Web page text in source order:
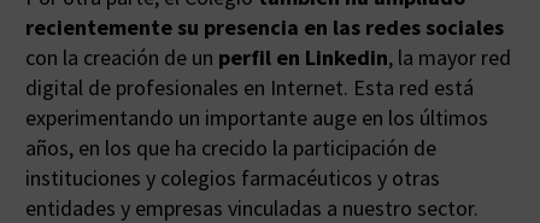
recientemente su presencia en las redes sociales
con la creación de un perfil en Linkedin, la mayor red
digital de profesionales en Internet. Esta red está
experimentando un importante auge en los últimos
años, en los que ha crecido la participación de
instituciones y colegios farmacéuticos y otras
entidades y empresas vinculadas a nuestro sector.